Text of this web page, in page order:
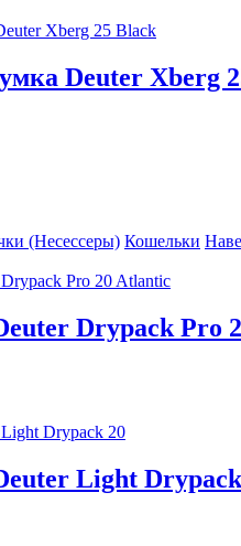
Deuter Xberg
(Несессеры) Кошельки
Drypack Pro
Light